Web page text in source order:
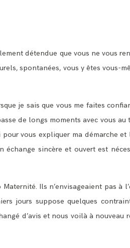
détendue que vous ne vous
spontanées, vous y êtes vous-
je sais que vous me faites
de longs moments avec vous au
vous expliquer ma démarche
échange sincère et ouvert est
Ils n’envisageaient pas à
jours suppose quelques
d’avis et nous voilà à nouveau